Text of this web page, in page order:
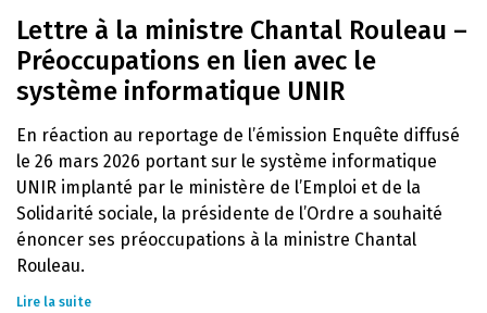
Lettre à la ministre Chantal Rouleau –
Préoccupations en lien avec le
système informatique UNIR
En réaction au reportage de l’émission Enquête diffusé
le 26 mars 2026 portant sur le système informatique
UNIR implanté par le ministère de l’Emploi et de la
Solidarité sociale, la présidente de l’Ordre a souhaité
énoncer ses préoccupations à la ministre Chantal
Rouleau.
Lire la suite